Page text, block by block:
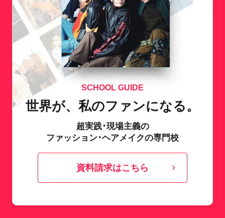
SCHOOL GUIDE
世界が、私のファンになる。
超実践･現場主義の
ファッション･ヘアメイクの専門校
資料請求はこちら